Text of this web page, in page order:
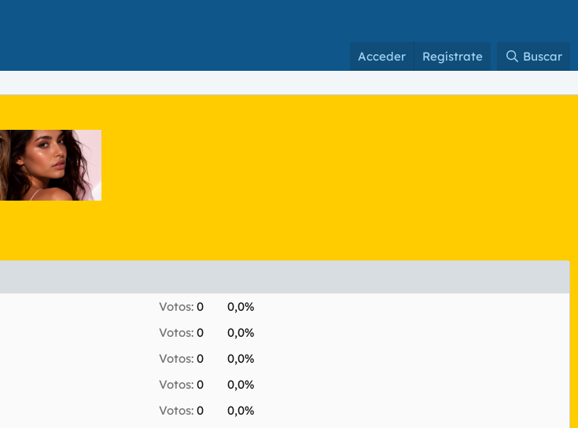
Acceder Regístrate Buscar
Votos: 0
0,0%
Votos: 0
0,0%
Votos: 0
0,0%
Votos: 0
0,0%
Votos: 0
0,0%